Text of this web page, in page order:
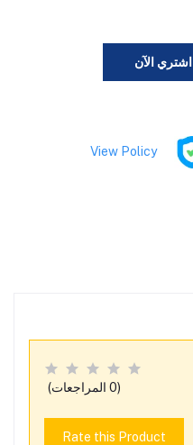
اشتري الآن
View Policy
(0 المراجعات)
Rate this Product